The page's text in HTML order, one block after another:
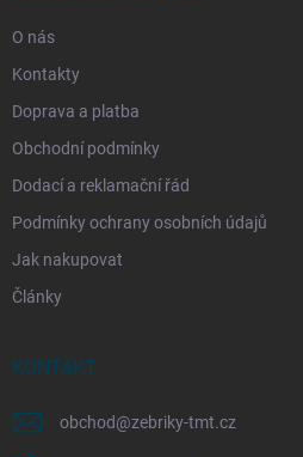
O nás
Kontakty
Doprava a platba
Obchodní podmínky
Dodací a reklamační řád
Podmínky ochrany osobních údajů
Jak nakupovat
Články
KONTAKT
obchod@zebriky-tmt.cz